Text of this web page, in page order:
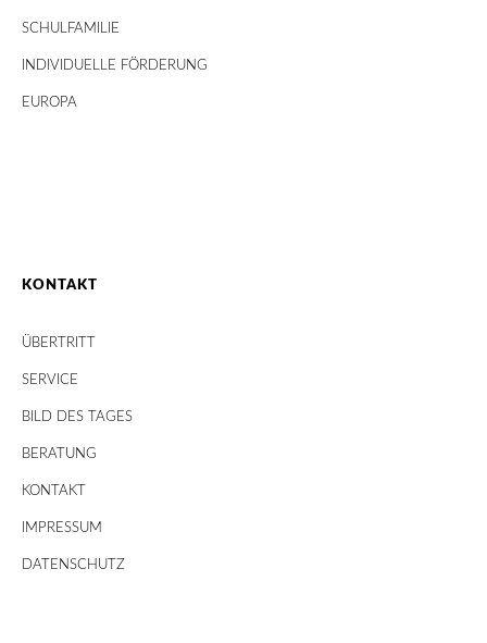
SCHULFAMILIE
INDIVIDUELLE FÖRDERUNG
EUROPA
KONTAKT
ÜBERTRITT
SERVICE
BILD DES TAGES
BERATUNG
KONTAKT
IMPRESSUM
DATENSCHUTZ